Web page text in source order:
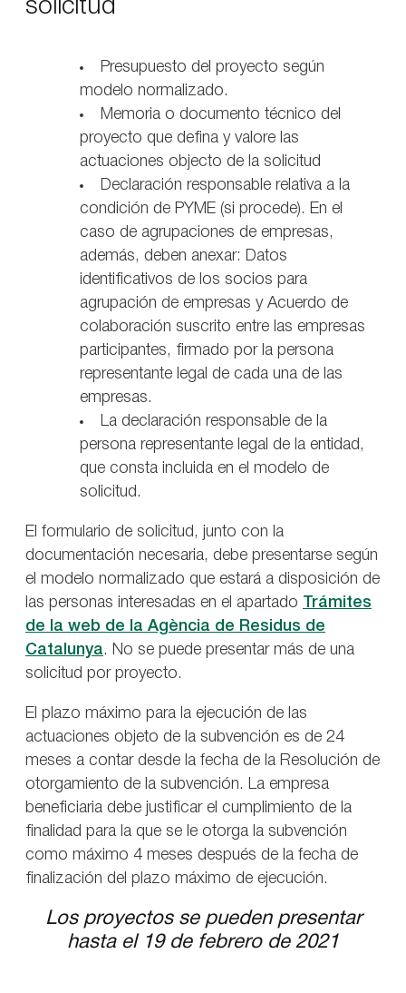
solicitud
Presupuesto del proyecto según
modelo normalizado.
Memoria o documento técnico del
proyecto que defina y valore las
actuaciones objecto de la solicitud
Declaración responsable relativa a la
condición de PYME (si procede). En el
caso de agrupaciones de empresas,
además, deben anexar: Datos
identificativos de los socios para
agrupación de empresas y Acuerdo de
colaboración suscrito entre las empresas
participantes, firmado por la persona
representante legal de cada una de las
empresas.
La declaración responsable de la
persona representante legal de la entidad,
que consta incluida en el modelo de
solicitud.
El formulario de solicitud, junto con la
documentación necesaria, debe presentarse según
el modelo normalizado que estará a disposición de
las personas interesadas en el apartado
Trámites
de la web de la Agència de Residus de
Catalunya. No se puede presentar más de una
solicitud por proyecto.
El plazo máximo para la ejecución de las
actuaciones objeto de la subvención es de 24
meses a contar desde la fecha de la Resolución de
otorgamiento de la subvención. La empresa
beneficiaria debe justificar el cumplimiento de la
finalidad para la que se le otorga la subvención
como máximo 4 meses después de la fecha de
finalización del plazo máximo de ejecución.
Los proyectos se pueden presentar
hasta el 19 de febrero de 2021